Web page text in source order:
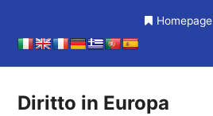
Homepage
Diritto in Europa